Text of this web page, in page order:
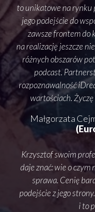
to unikatowe na rynku
jego podejście do
zawsze frontem do
na realizację jeszcze
różnych obszarów
podcast.
rozpoznawalność
wartościach.
Małgorzata
Krzysztof swoim
daje znać: wie o
sprawa. Cenię
podejście z jego
i to